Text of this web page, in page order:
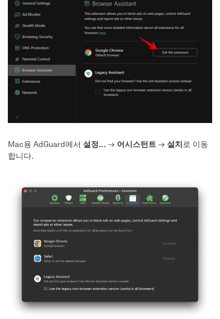
Mac용 AdGuard에서 설정... → 어시스턴트 → 설치로 이동
합니다.